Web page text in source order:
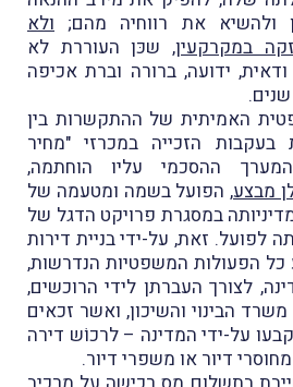
ולהשיא את רווחיה מהם; ולא
במקרקעין, שכּן העוררת לא
ידועה, ברורה וברת אכיפה
האמיתית של ההתקשרות בין
בעקבות הזכייה במכרזי "מחיר
ההסכמי עליו הוחתמה,
מבצע, הפועל בשמה ומטעמה של
במסגרת פרויקט הדגל של
לפועל. זאת, על-ידי בניית דירות
כל הפעולות המשפטיות הנדרשות,
לצורך העברתן לידי הרוכשים,
הבינוי והשיכון, ואשר זכאים
על-ידי המדינה – לרכוֹש דירה
דיור או משפרי דיור.